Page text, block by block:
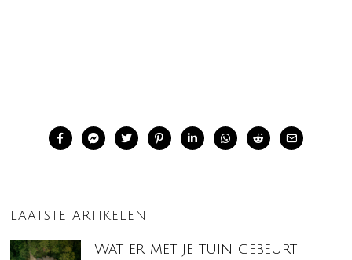
LAATSTE ARTIKELEN
Wat er met je tuin gebeurt